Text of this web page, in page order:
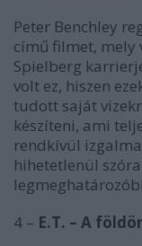
Peter Benchley
című filmet, mely
Spielberg
volt ez, hiszen
tudott saját
készíteni, ami
rendkívül
hihetetlenül
4 – E.T. – A